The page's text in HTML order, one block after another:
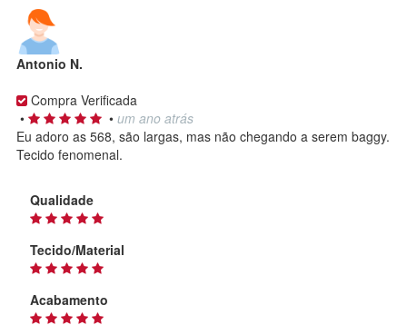
Antonio N.
Compra Verificada
•
• um ano atrás
Eu adoro as 568, são largas, mas não chegando a serem baggy.
Tecido fenomenal.
Qualidade
Tecido/Material
Acabamento